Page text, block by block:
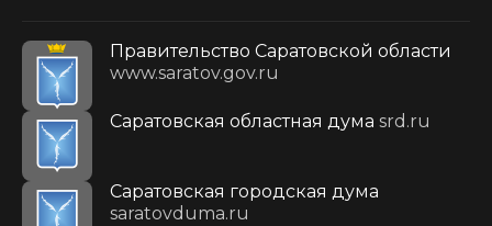
Правительство Саратовской области
www.saratov.gov.ru
Саратовская областная дума srd.ru
Саратовская городская дума
saratovduma.ru